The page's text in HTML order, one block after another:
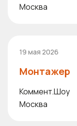
Москва
19 мая 2026
Монтажер
Коммент.Шоу
Москва